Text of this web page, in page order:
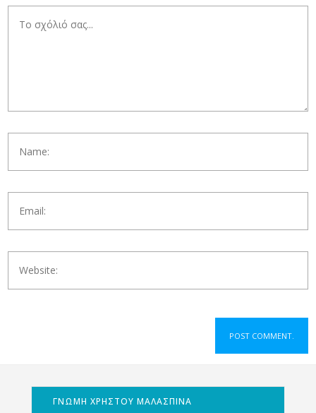
ΓΝΩΜΗ ΧΡΗΣΤΟΥ ΜΑΛΑΣΠΙΝΑ